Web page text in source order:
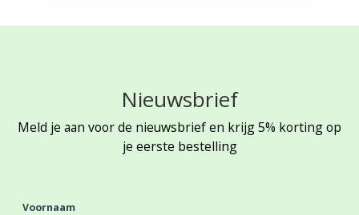
Nieuwsbrief
Meld je aan voor de nieuwsbrief en krijg 5% korting op
je eerste bestelling
Voornaam